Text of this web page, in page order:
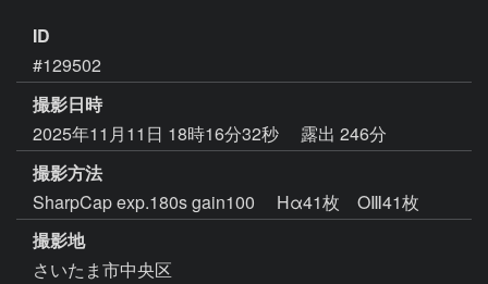
ID
#129502
撮影日時
2025年11月11日 18時16分32秒
露出 246分
撮影方法
SharpCap exp.180s gain100 Hα41枚 OⅢ41枚
撮影地
さいたま市中央区